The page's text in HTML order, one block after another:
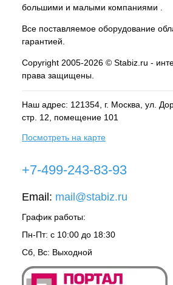
большими и малыми компаниями .
Все поставляемое оборудование
гарантией.
Copyright 2005-2026 © Stabiz.ru -
права защищены.
Наш адрес: 121354, г. Москва , ул.
стр. 12, помещение 101
Посмотреть на карте
+7-499-243-83-93
Email: mail@stabiz.ru
График работы:
Пн-Пт: с 10:00 до 18:30
Сб, Вс: Выходной